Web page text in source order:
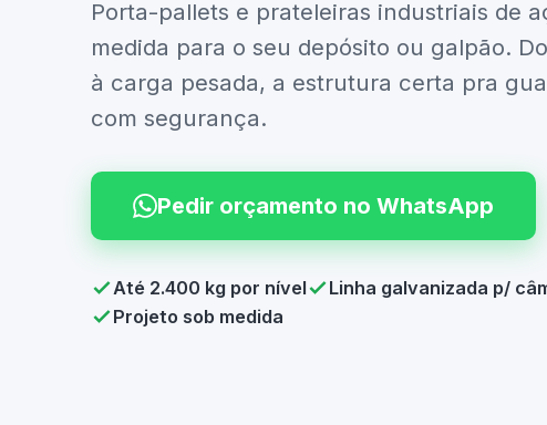
Porta-pallets e prateleiras industriais de
medida para o seu depósito ou galpão.
à carga pesada, a estrutura certa pra
com segurança.
Pedir orçamento no WhatsApp
Até 2.400 kg por nível
Linha galvanizada p/
Projeto sob medida